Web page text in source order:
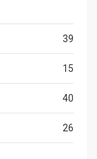
39
15
40
26